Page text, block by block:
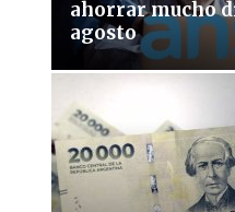
ahorrar mucho
agosto